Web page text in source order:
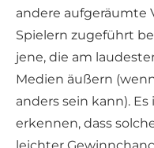
andere aufgeräumte
Spielern zugeführt
jene, die am
Medien äußern
anders sein kann).
erkennen, dass
leichter